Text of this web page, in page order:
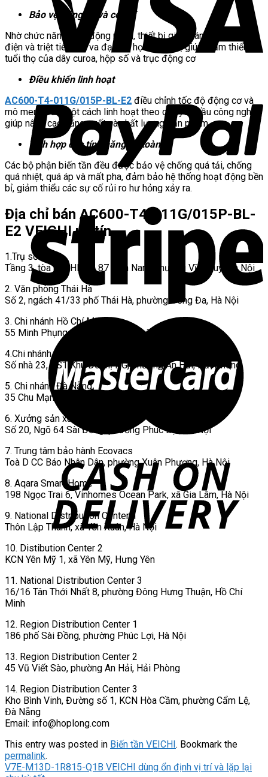
Bảo vệ động cơ và cơ khí
Nhờ chức năng khởi động mềm, thiết bị giúp tránh sụt áp lưới
điện và triệt tiêu lực va đạp cơ học. Thiết bị giúp giảm thiểu
tuổi thọ của dây curoa, hộp số và trục động cơ
Điều khiển linh hoạt
AC600-T4-011G/015P-BL-E2 điều chỉnh tốc độ động cơ và
mô men xoắn một cách linh hoạt theo các yêu cầu công nghệ,
giúp nâng cao năng suất và chất lượng sản phẩm.
Tích hợp các tính năng an toàn
Các bộ phận biến tần đều được bảo vệ chống quá tải, chống
quá nhiệt, quá áp và mất pha, đảm bảo hệ thống hoạt động bền
bỉ, giảm thiểu các sự cố rủi ro hư hỏng xảy ra.
Địa chỉ bán AC600-T4-011G/015P-BL-
E2 VEICHI uy tín
1.Trụ sở chính
Tầng 3, tòa nhà HH01, 87 Lĩnh Nam, phường Vĩnh Tuy, Hà Nội
2. Văn phòng Thái Hà
Số 2, ngách 41/33 phố Thái Hà, phường Đống Đa, Hà Nội
3. Chi nhánh Hồ Chí Minh
55 Minh Phụng, P. Đông Hưng Thuận, TP Hồ Chí Minh.
4.Chi nhánh Hải phòng
Số nhà 23, BS1 Khu Đô thị PG, phường An Hải, Hải Phòng
5. Chi nhánh Đà Nẵng
35 Chu Mạnh Trinh, phường Cẩm Lệ, Đà Nẵng
6. Xưởng sản xuất
Số 20, Ngõ 64 Sài Đồng, phường Phúc Lợi, Hà Nội
7. Trung tâm bảo hành Ecovacs
Toà D CC Báo Nhân Dân, phường Xuân Phương, Hà Nội
8. Aqara Smart Home
198 Ngọc Trai 6, Vinhomes Ocean Park, xã Gia Lâm, Hà Nội
9. National Distribution Center 1
Thôn Lập Thành, xã Yên Xuân, Hà Nội
10. Distibution Center 2
KCN Yên Mỹ 1, xã Yên Mỹ, Hưng Yên
11. National Distribution Center 3
16/16 Tân Thới Nhất 8, phường Đông Hưng Thuận, Hồ Chí
Minh
12. Region Distribution Center 1
186 phố Sài Đồng, phường Phúc Lợi, Hà Nội
13. Region Distribution Center 2
45 Vũ Viết Sào, phường An Hải, Hải Phòng
14. Region Distribution Center 3
Kho Bình Vinh, Đường số 1, KCN Hòa Cầm, phường Cẩm Lệ,
Đà Nẵng
Email: info@hoplong.com
This entry was posted in Biến tần VEICHI . Bookmark the
permalink.
V7E-M13D-1R815-Q1B VEICHI dùng ổn định vị trí và lặp lại